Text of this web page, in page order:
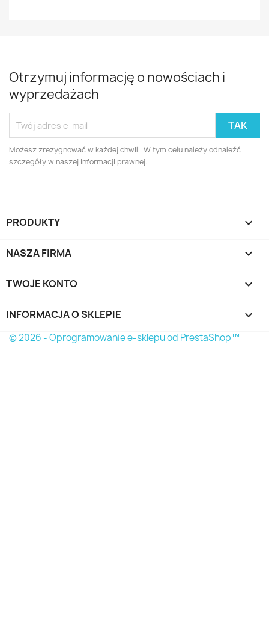
Otrzymuj informację o nowościach i
wyprzedażach
Możesz zrezygnować w każdej chwili. W tym celu należy odnaleźć
szczegóły w naszej informacji prawnej.
PRODUKTY 
NASZA FIRMA 
TWOJE KONTO 
INFORMACJA O SKLEPIE keyboard_arrow_down
© 2026 - Oprogramowanie e-sklepu od PrestaShop™